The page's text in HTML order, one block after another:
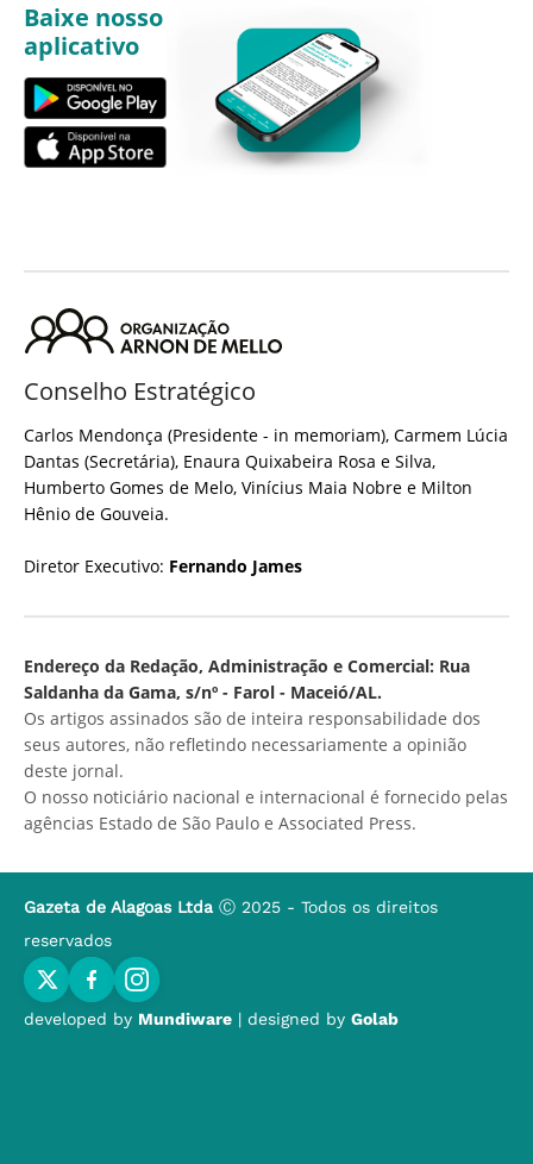
Baixe nosso
aplicativo
Conselho Estratégico
Carlos Mendonça (Presidente - in memoriam), Carmem Lúcia
Dantas (Secretária), Enaura Quixabeira Rosa e Silva,
Humberto Gomes de Melo, Vinícius Maia Nobre e Milton
Hênio de Gouveia.
Diretor Executivo: Fernando James
Endereço da Redação, Administração e Comercial: Rua
Saldanha da Gama, s/nº - Farol - Maceió/AL.
Os artigos assinados são de inteira responsabilidade dos
seus autores, não refletindo necessariamente a opinião
deste jornal.
O nosso noticiário nacional e internacional é fornecido pelas
agências Estado de São Paulo e Associated Press.
Gazeta de Alagoas Ltda Ⓒ 2025 - Todos os direitos
reservados
developed by Mundiware | designed by Golab